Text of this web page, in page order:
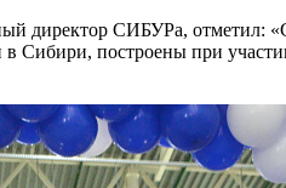
директор СИБУРа, отметил:
Сибири, построены при